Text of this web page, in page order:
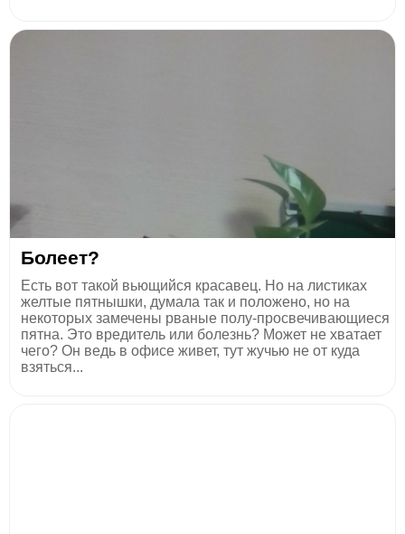
Болеет?
Есть вот такой вьющийся красавец. Но на листиках
желтые пятнышки, думала так и положено, но на
некоторых замечены рваные полу-просвечивающиеся
пятна. Это вредитель или болезнь? Может не хватает
чего? Он ведь в офисе живет, тут жучью не от куда
взяться...